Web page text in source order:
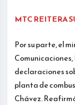
MTC REITERA
Por su parte, el
Comunicaciones,
declaraciones
planta de
Chávez.